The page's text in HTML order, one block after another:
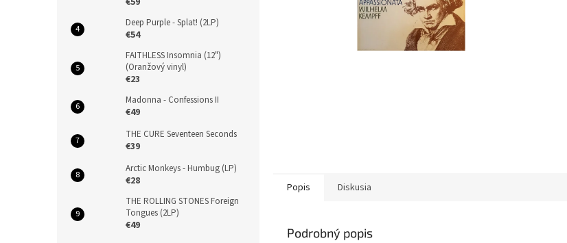
Deep Purple - Splat! (2LP)
€54
FAITHLESS Insomnia (12")
(Oranžový vinyl)
€23
Madonna - Confessions II
€49
THE CURE Seventeen Seconds
€39
Arctic Monkeys - Humbug (LP)
€28
THE ROLLING STONES Foreign
Tongues (2LP)
€49
Popis Diskusia
Podrobný popis